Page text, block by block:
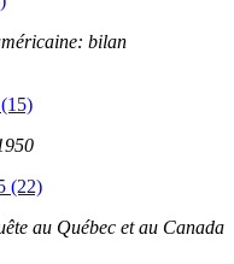
bilan
(22)
au Québec et au Canada